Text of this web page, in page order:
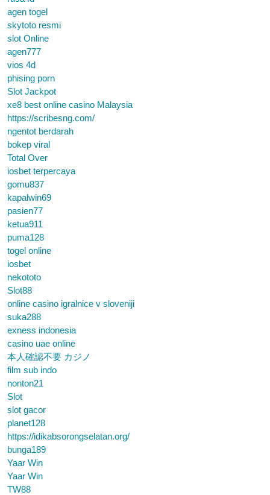
agen togel
skytoto resmi
slot Online
agen777
vios 4d
phising porn
Slot Jackpot
xe8 best online casino Malaysia
https://scribesng.com/
ngentot berdarah
bokep viral
Total Over
iosbet terpercaya
gomu837
kapalwin69
pasien77
ketua911
puma128
togel online
iosbet
nekototo
Slot88
online casino igralnice v sloveniji
suka288
exness indonesia
casino uae online
本人確認不要 カジノ
film sub indo
nonton21
Slot
slot gacor
planet128
https://idikabsorongselatan.org/
bunga189
Yaar Win
Yaar Win
TW88